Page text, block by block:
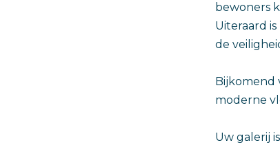
bewoners
Uiteraard
de
Bijkomend
moderne
Uw galerij